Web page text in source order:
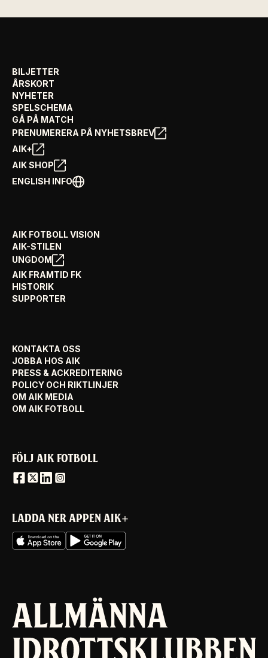
BILJETTER
ÅRSKORT
NYHETER
SPELSCHEMA
GÅ PÅ MATCH
PRENUMERERA PÅ NYHETSBREV
AIK+
AIK SHOP
ENGLISH INFO
AIK FOTBOLL VISION
AIK-STILEN
UNGDOM
AIK FRAMTID FK
HISTORIK
SUPPORTER
KONTAKTA OSS
JOBBA HOS AIK
PRESS & ACKREDITERING
POLICY OCH RIKTLINJER
OM AIK MEDIA
OM AIK FOTBOLL
FÖLJ AIK FOTBOLL
LADDA NER APPEN AIK+